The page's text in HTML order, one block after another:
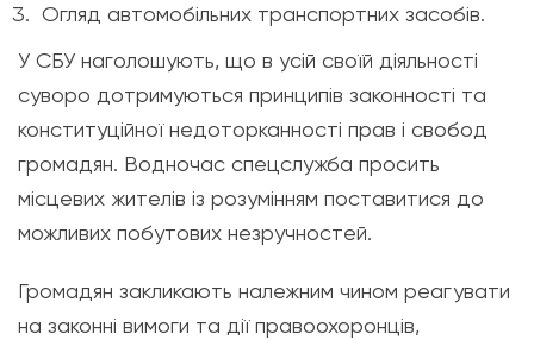
Огляд автомобільних транспортних засобів.
У СБУ наголошують, що в усій своїй діяльності
суворо дотримуються принципів законності та
конституційної недоторканності прав і свобод
громадян. Водночас спецслужба просить
місцевих жителів із розумінням поставитися до
можливих побутових незручностей.
Громадян закликають належним чином реагувати
на законні вимоги та дії правоохоронців,